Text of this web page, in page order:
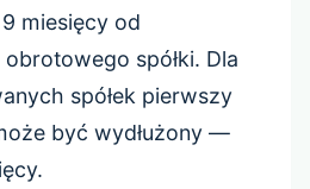
miesięcy od
spółki. Dla
spółek pierwszy
być wydłużony —